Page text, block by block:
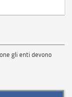
gli enti devono